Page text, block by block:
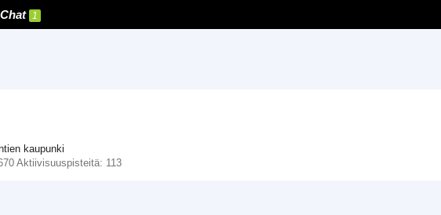
Chat 1
kaupunki
Aktiivisuuspisteitä 113